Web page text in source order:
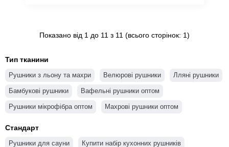
Показано від 1 до 11 з 11 (всього сторінок: 1)
Тип тканини
Рушники з льону та махри Велюрові рушники Лляні рушники
Бамбукові рушники Вафельні рушники оптом
Рушники мікрофібра оптом Махрові рушники оптом
Стандарт
Рушники для сауни Купити набір кухонних рушників